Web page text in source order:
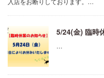
5/24(金) 臨時
…